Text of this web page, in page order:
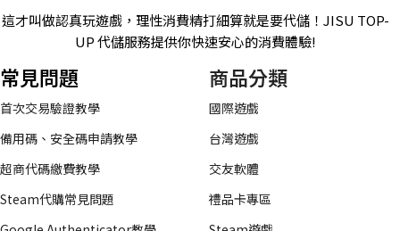
這才叫做認真玩遊戲，理性消費精打細算就是要代儲！JISU TOP-
UP 代儲服務提供你快速安心的消費體驗!
常見問題
首次交易驗證教學
備用碼、安全碼申請教學
超商代碼繳費教學
Steam代購常見問題
商品分類
國際遊戲
台灣遊戲
交友軟體
禮品卡專區